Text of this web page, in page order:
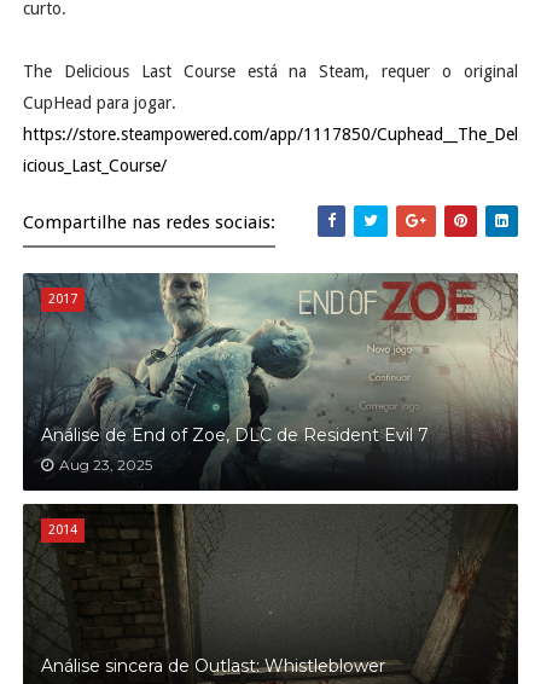
curto.
The Delicious Last Course está na Steam, requer o original
CupHead para jogar.
https://store.steampowered.com/app/1117850/Cuphead__The_Del
icious_Last_Course/
Compartilhe nas redes sociais:
2017
Análise de End of Zoe, DLC de Resident Evil 7
Aug 23, 2025
2014
Análise sincera de Outlast: Whistleblower